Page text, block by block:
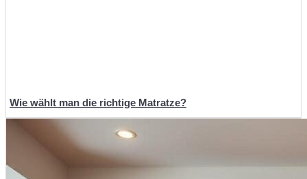
Wie wählt man die richtige Matratze?